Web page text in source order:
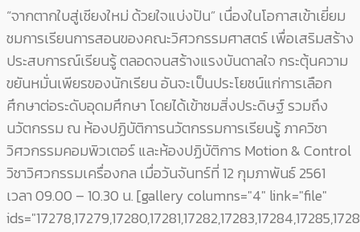
“จากตากใบสู่เชียงใหม่ ด้วยใจแบ่งปัน” เนื่องในโอกาสเข้าเยี่ยม
ชมการเรียนการสอนของคณะวิศวกรรมศาสตร์ เพื่อเสริมสร้าง
ประสบการณ์เรียนรู้ ตลอดจนสร้างแรงบันดาลใจ กระตุ้นความ
ขยันหมั่นเพียรของนักเรียนอันจะเป็นประโยชน์แก่การเลือก
ศึกษาต่อระดับอุดมศึกษา โดยได้เข้าชมสิ่งประดิษฐ์ รวมถึง
นวัตกรรม ณ ห้องปฏิบัติการนวัตกรรมการเรียนรู้ ภาควิชา
วิศวกรรมคอมพิวเตอร์ และห้องปฏิบัติการ Motion & Control
วิชาวิศวกรรมเครื่องกล เมื่อวันจันทร์ที่ 12 กุมภาพันธ์ 2561
เวลา 09.00 – 10.30 น.[gallery columns="4" link="file"